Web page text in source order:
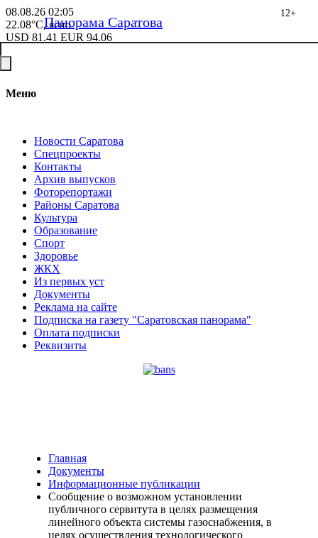
08.08.26 02:05
22.08°C, ясно
USD 81.41 EUR 94.06
Меню
Новости Саратова
Спецпроекты
Контакты
Архив выпусков
Фоторепортажи
Районы Саратова
Культура
Образование
Спорт
Здоровье
ЖКХ
Из пеpвых уст
Документы
Реклама на сайте
Подписка на газету "Саратовская панорама"
Оплата подписки
Реквизиты
Панорама Саратова
12+
Главная
Документы
Информационные публикации
Сообщение о возможном установлении
публичного сервитута в целях размещения
линейного объекта системы газоснабжения, в
целях осуществления технологического